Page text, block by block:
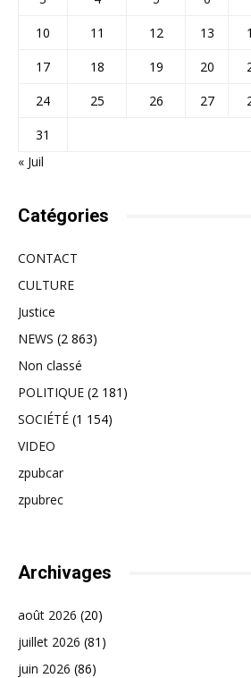
10
11 12 13
17
18 19 20
24
25 26 27
31
« Juil
Catégories
CONTACT
CULTURE
Justice
NEWS (2 863)
Non classé
POLITIQUE (2 181)
SOCIÉTÉ (1 154)
VIDEO
zpubcar
zpubrec
Archivages
août 2026 (20)
juillet 2026 (81)
juin 2026 (86)